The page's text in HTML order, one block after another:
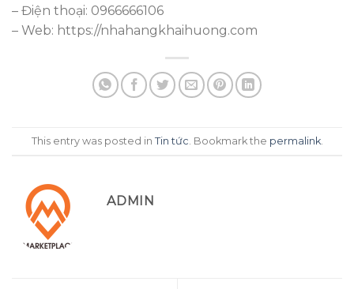
– Điện thoại: 0966666106
– Web: https://nhahangkhaihuong.com
This entry was posted in Tin tức . Bookmark the permalink.
ADMIN